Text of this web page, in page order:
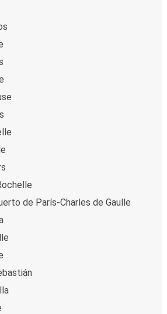
de París-Charles de Gaulle